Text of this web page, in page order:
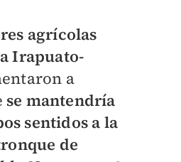
agrícolas
Irapuato-
a
se mantendría
sentidos a la
de